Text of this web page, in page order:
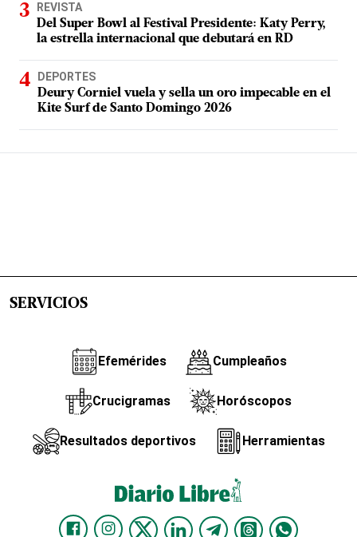
REVISTA
Del Super Bowl al Festival Presidente: Katy Perry,
la estrella internacional que debutará en RD
DEPORTES
Deury Corniel vuela y sella un oro impecable en el
Kite Surf de Santo Domingo 2026
SERVICIOS
Efemérides Cumpleaños
Crucigramas Horóscopos
Resultados deportivos Herramientas